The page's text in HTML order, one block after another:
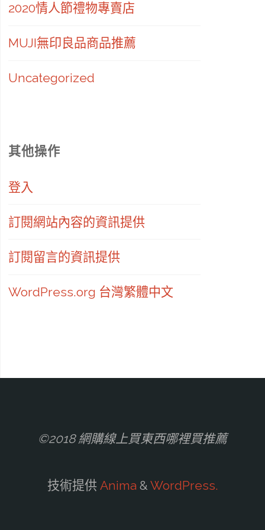
2020情人節禮物專賣店
MUJI無印良品商品推薦
Uncategorized
其他操作
登入
訂閱網站內容的資訊提供
訂閱留言的資訊提供
WordPress.org 台灣繁體中文
©2018 網購線上買東西哪裡買推薦
技術提供Anima&WordPress.